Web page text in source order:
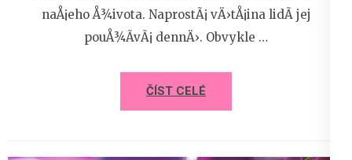
naÅ¡eho Å¾ivota. NaprostÃ¡ vÄ›tÅ¡ina lidÃ­ jej
pouÅ¾Ã­vÃ¡ dennÄ›. Obvykle …
ČÍST CELÉ